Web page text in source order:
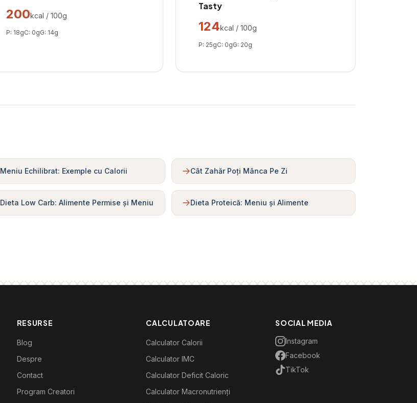
200kcal / 100g
P: 18gC: 0gG: 14g
Tasty
124kcal / 100g
P: 25gC: 0gG: 20g
Meniu Echilibrat: Exemple cu Calorii Cât Zahăr Poți Mânca Pe Zi
Dieta Low Carb: Alimente Permise și Meniu Dieta Proteică: Meniu și Alimente
RESURSE
Blog
Despre
Contact
Program Creatori
CALCULATOARE
Calculator Calorii
Calculator IMC
Calculator Deficit Caloric
Calculator Macronutrienți
SOCIAL MEDIA
Instagram
Facebook
TikTok